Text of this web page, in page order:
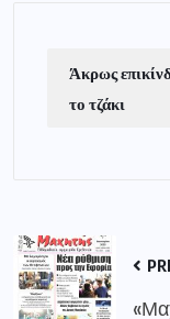
Άκρως
το τζάκι